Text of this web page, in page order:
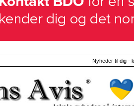
Nyheder til dig -